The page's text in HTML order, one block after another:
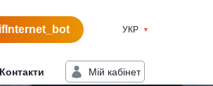
УКР
Контакти Мiй кабiнет